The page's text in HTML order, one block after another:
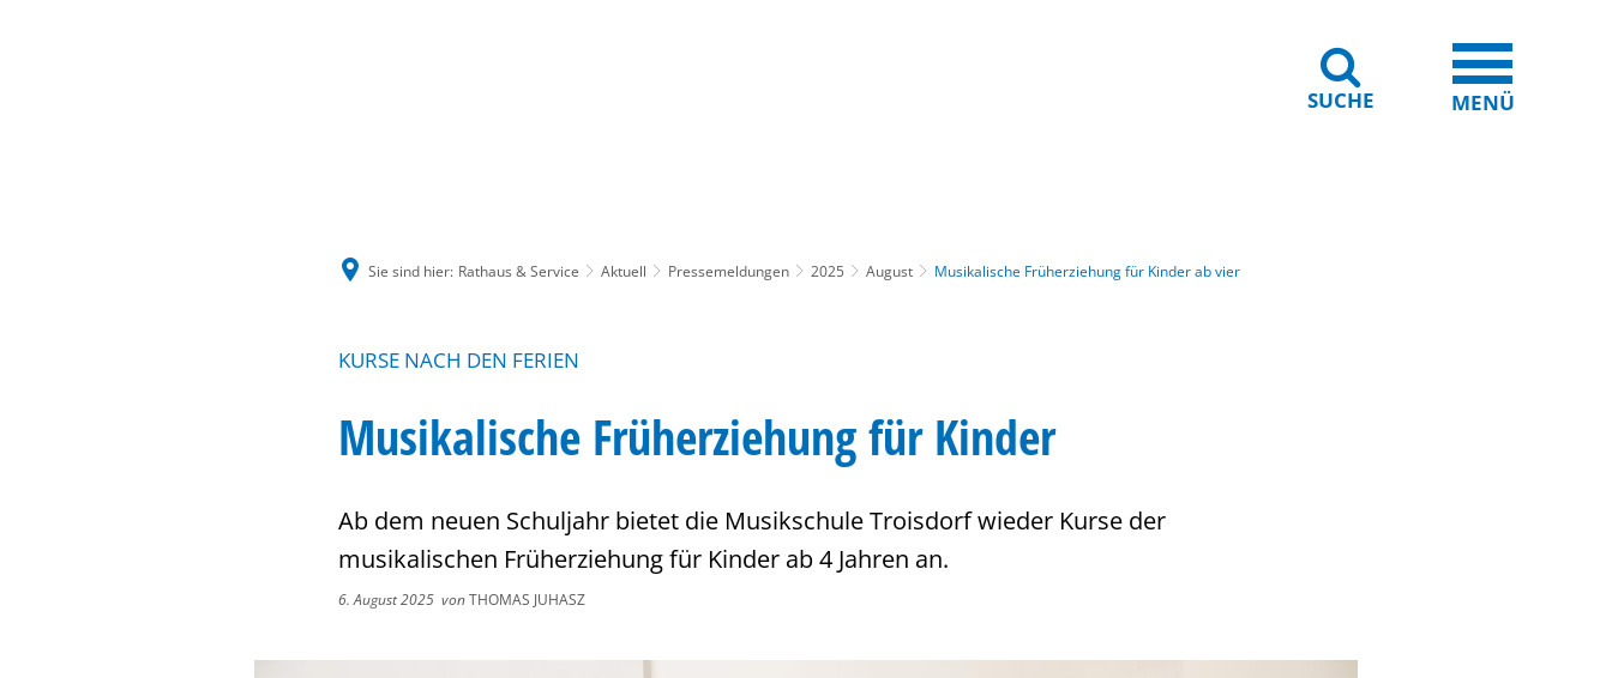
SUCHE MENÜ
Sie sind hier: Rathaus & Service Aktuell Pressemeldungen 2025 August Musikalische Früherziehung für Kinder ab vier
KURSE NACH DEN FERIEN
Musikalische Früherziehung für Kinder
Ab dem neuen Schuljahr bietet die Musikschule Troisdorf wieder Kurse der
musikalischen Früherziehung für Kinder ab 4 Jahren an.
6. August 2025 vonTHOMAS JUHASZ